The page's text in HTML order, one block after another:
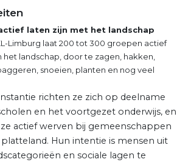
laten zijn met het landschap
Limburg laat 200 tot 300 groepen actief
het landschap, door te zagen, hakken,
snoeien, planten en nog veel
richten ze zich op deelname
en het voortgezet onderwijs, en
actief werven bij gemeenschappen
Hun intentie is mensen uit
en sociale lagen te